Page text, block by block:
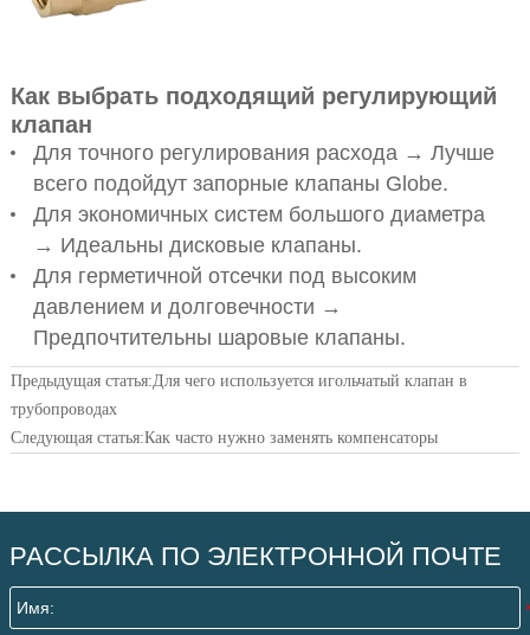
Как выбрать подходящий регулирующий
клапан
Для точного регулирования расхода → Лучше
всего подойдут запорные клапаны Globe.
Для экономичных систем большого диаметра
→ Идеальны дисковые клапаны.
Для герметичной отсечки под высоким
давлением и долговечности →
Предпочтительны шаровые клапаны.
Предыдущая статья:Для чего используется игольчатый клапан в
трубопроводах
Следующая статья:Как часто нужно заменять компенсаторы
РАССЫЛКА ПО ЭЛЕКТРОННОЙ ПОЧТЕ